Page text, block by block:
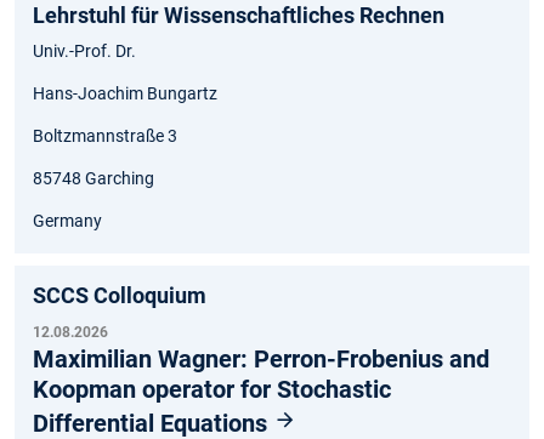
Lehrstuhl für Wissenschaftliches Rechnen
Univ.-Prof. Dr.
Hans-Joachim Bungartz
Boltzmannstraße 3
85748 Garching
Germany
SCCS Colloquium
12.08.2026
Maximilian Wagner: Perron-Frobenius and
Koopman operator for Stochastic
Differential Equations